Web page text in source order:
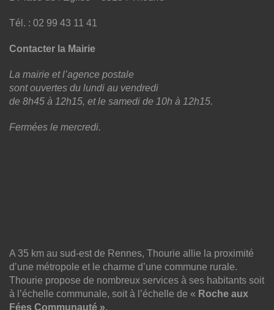
Tél. : 02 99 43 11 41
Contacter la Mairie
La mairie et l’agence postale
sont ouvertes du lundi au vendredi
de 8h45 à 12h15, et le samedi de 10h à 12h15.
Fermées le mercredi.
A 35 km au sud-est de Rennes, Thourie allie la proximité
d’une métropole et le charme d’une commune rurale.
Thourie propose de nombreux services à ses habitants soit
à l’échelle communale, soit à l’échelle de « Roche aux
Fées Communauté ».